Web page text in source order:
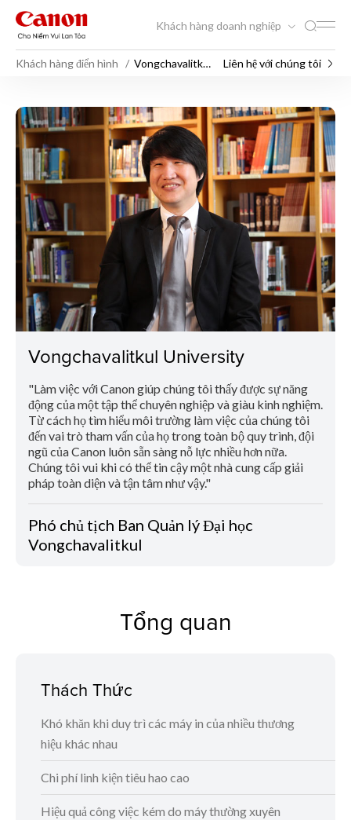
Khách hàng doanh nghiệp
Khách hàng điển hình
Vongchavalitkul
Liên hệ với chúng tôi
Vongchavalitkul University
Vongchavalitkul University
"Làm việc với Canon giúp chúng tôi thấy được sự năng
động của một tập thể chuyên nghiệp và giàu kinh nghiệm.
Từ cách họ tìm hiểu môi trường làm việc của chúng tôi
đến vai trò tham vấn của họ trong toàn bộ quy trình, đội
ngũ của Canon luôn sẵn sàng nỗ lực nhiều hơn nữa.
Chúng tôi vui khi có thể tin cậy một nhà cung cấp giải
pháp toàn diện và tận tâm như vậy."
Phó chủ tịch Ban Quản lý Đại học
Vongchavalitkul
Tổng quan
Thách Thức
Khó khăn khi duy trì các máy in của nhiều thương
hiệu khác nhau
Chi phí linh kiện tiêu hao cao
Hiệu quả công việc kém do máy thường xuyên